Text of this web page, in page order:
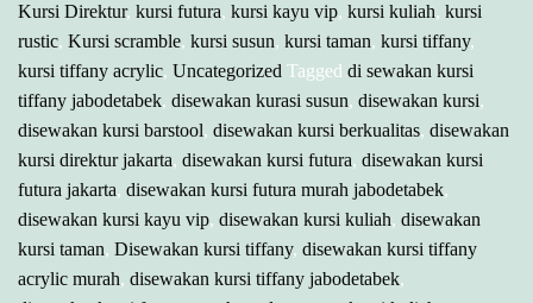
Kursi Direktur, kursi futura, kursi kayu vip, kursi kuliah, kursi
rustic, Kursi scramble, kursi susun, kursi taman, kursi tiffany,
kursi tiffany acrylic, Uncategorized Tagged di sewakan kursi
tiffany jabodetabek, disewakan kurasi susun, disewakan kursi,
disewakan kursi barstool, disewakan kursi berkualitas, disewakan
kursi direktur jakarta, disewakan kursi futura, disewakan kursi
futura jakarta, disewakan kursi futura murah jabodetabek,
disewakan kursi kayu vip, disewakan kursi kuliah, disewakan
kursi taman, Disewakan kursi tiffany, disewakan kursi tiffany
acrylic murah, disewakan kursi tiffany jabodetabek,